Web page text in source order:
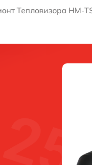
Тепловизора HM-